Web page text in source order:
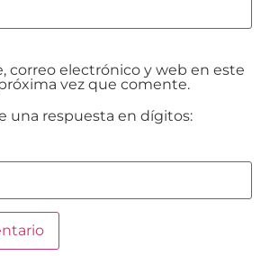
correo electrónico y web en este
vez que comente.
una respuesta en dígitos: